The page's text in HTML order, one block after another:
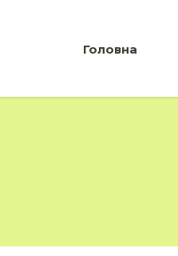
Головна